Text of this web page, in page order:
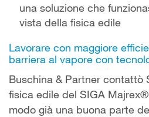
una soluzione che
vista della fisica edile
Lavorare con maggiore
barriera al vapore con
Buschina & Partner contattò
fisica edile del SIGA
modo già una buona parte